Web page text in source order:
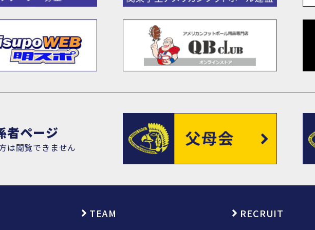
者ページ
は閲覧できません
TEAM RECRUIT